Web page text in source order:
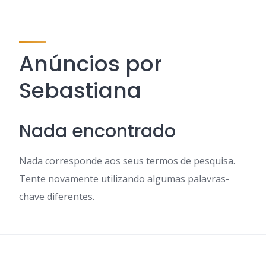
Anúncios por
Sebastiana
Nada encontrado
Nada corresponde aos seus termos de pesquisa.
Tente novamente utilizando algumas palavras-
chave diferentes.